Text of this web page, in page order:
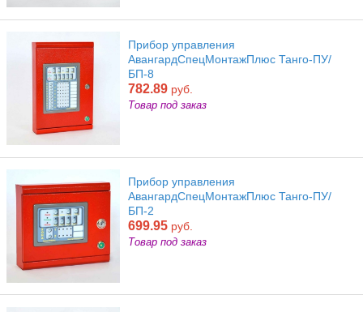
Прибор управления
АвангардСпецМонтажПлюс Танго-ПУ/
БП-8
782.89 руб.
Товар под заказ
Прибор управления
АвангардСпецМонтажПлюс Танго-ПУ/
БП-2
699.95 руб.
Товар под заказ